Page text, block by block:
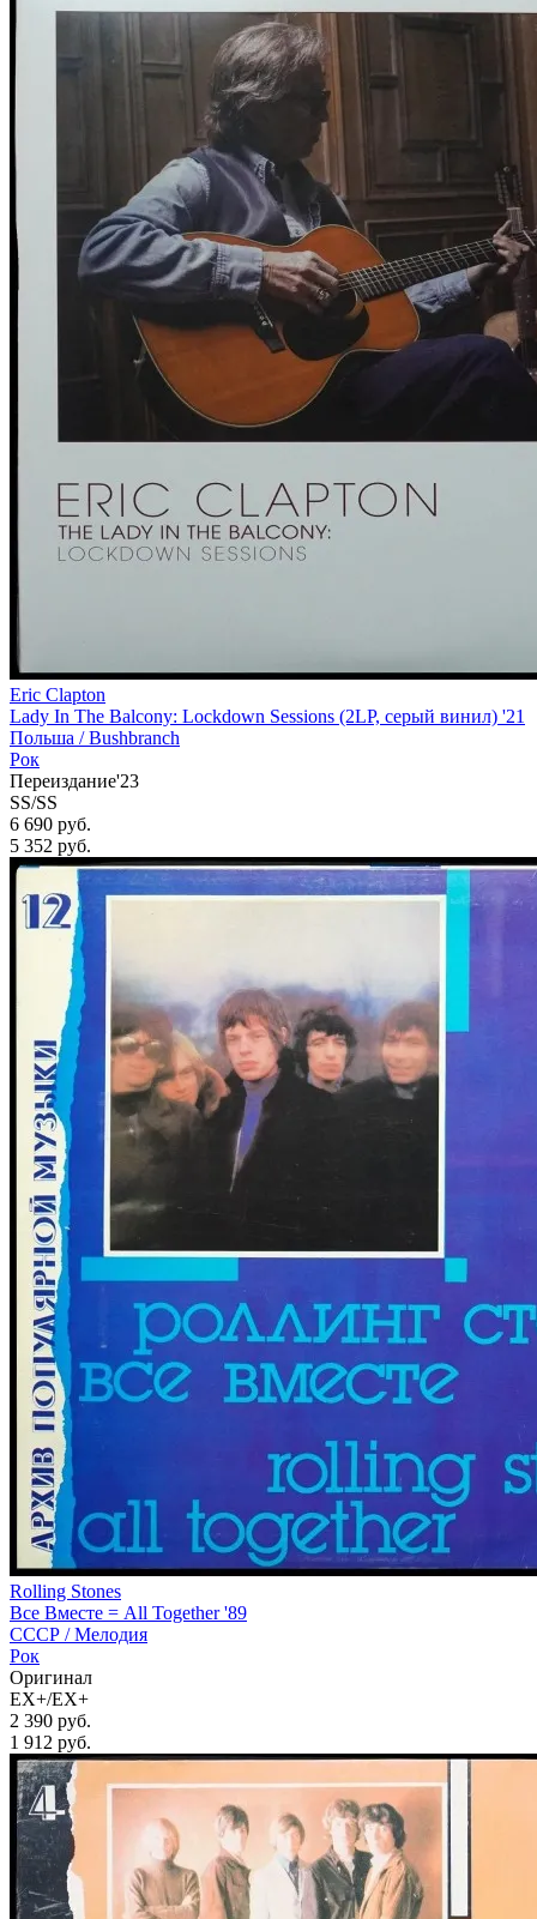
Eric Clapton
Lady In The Balcony: Lockdown Sessions (2LP, серый винил) '21
Польша /Bushbranch
Рок
Переиздание'23
SS/SS
6 690 руб.
5 352 руб.
Rolling Stones
Все Вместе = All Together '89
СССР /Мелодия
Рок
Оригинал
EX+/EX+
2 390 руб.
1 912 руб.